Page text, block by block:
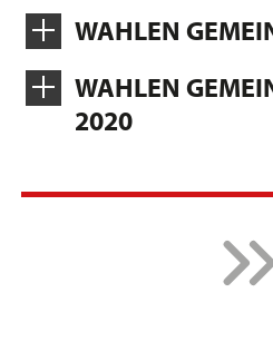
WAHLEN
WAHLEN
2020